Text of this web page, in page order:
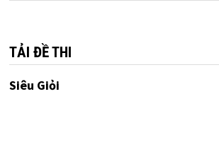
TẢI ĐỀ THI
Siêu Giỏi